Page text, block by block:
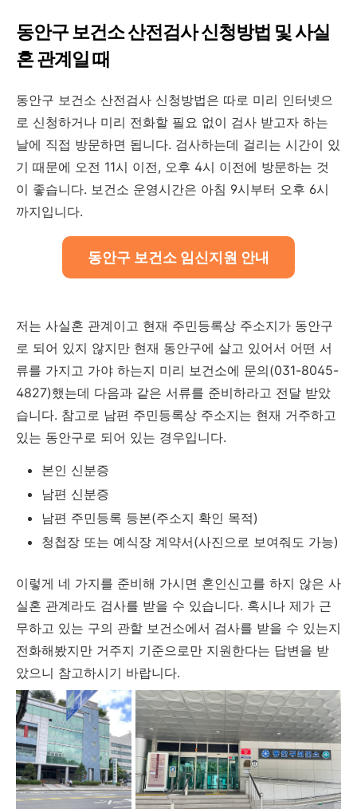
동안구 보건소 산전검사 신청방법 및 사실
혼 관계일 때
동안구 보건소 산전검사 신청방법은 따로 미리 인터넷으
로 신청하거나 미리 전화할 필요 없이 검사 받고자 하는
날에 직접 방문하면 됩니다. 검사하는데 걸리는 시간이 있
기 때문에 오전 11시 이전, 오후 4시 이전에 방문하는 것
이 좋습니다. 보건소 운영시간은 아침 9시부터 오후 6시
까지입니다.
동안구 보건소 임신지원 안내
저는 사실혼 관계이고 현재 주민등록상 주소지가 동안구
로 되어 있지 않지만 현재 동안구에 살고 있어서 어떤 서
류를 가지고 가야 하는지 미리 보건소에 문의(031-8045-
4827)했는데 다음과 같은 서류를 준비하라고 전달 받았
습니다. 참고로 남편 주민등록상 주소지는 현재 거주하고
있는 동안구로 되어 있는 경우입니다.
본인 신분증
남편 신분증
남편 주민등록 등본(주소지 확인 목적)
청첩장 또는 예식장 계약서(사진으로 보여줘도 가능)
이렇게 네 가지를 준비해 가시면 혼인신고를 하지 않은 사
실혼 관계라도 검사를 받을 수 있습니다. 혹시나 제가 근
무하고 있는 구의 관할 보건소에서 검사를 받을 수 있는지
전화해봤지만 거주지 기준으로만 지원한다는 답변을 받
았으니 참고하시기 바랍니다.